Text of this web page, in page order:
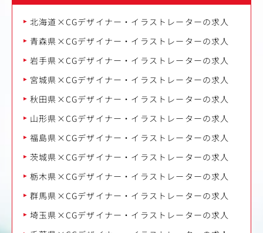
北海道×CGデザイナー・イラストレーターの求人
青森県×CGデザイナー・イラストレーターの求人
岩手県×CGデザイナー・イラストレーターの求人
宮城県×CGデザイナー・イラストレーターの求人
秋田県×CGデザイナー・イラストレーターの求人
山形県×CGデザイナー・イラストレーターの求人
福島県×CGデザイナー・イラストレーターの求人
茨城県×CGデザイナー・イラストレーターの求人
栃木県×CGデザイナー・イラストレーターの求人
群馬県×CGデザイナー・イラストレーターの求人
埼玉県×CGデザイナー・イラストレーターの求人